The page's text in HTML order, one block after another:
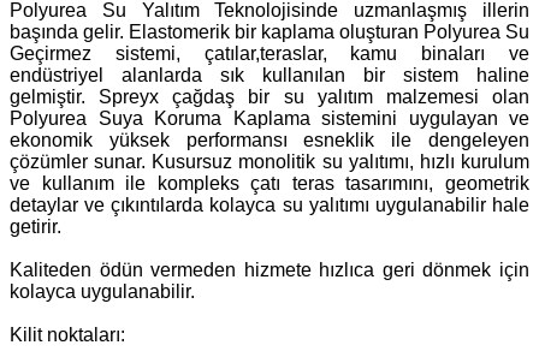
Polyurea Su Yalıtım Teknolojisinde uzmanlaşmış illerin
başında gelir. Elastomerik bir kaplama oluşturan Polyurea Su
Geçirmez sistemi, çatılar,teraslar, kamu binaları ve
endüstriyel alanlarda sık kullanılan bir sistem haline
gelmiştir. Spreyx çağdaş bir su yalıtım malzemesi olan
Polyurea Suya Koruma Kaplama sistemini uygulayan ve
ekonomik yüksek performansı esneklik ile dengeleyen
çözümler sunar. Kusursuz monolitik su yalıtımı, hızlı kurulum
ve kullanım ile kompleks çatı teras tasarımını, geometrik
detaylar ve çıkıntılarda kolayca su yalıtımı uygulanabilir hale
getirir.
Kaliteden ödün vermeden hizmete hızlıca geri dönmek için
kolayca uygulanabilir.
Kilit noktaları: